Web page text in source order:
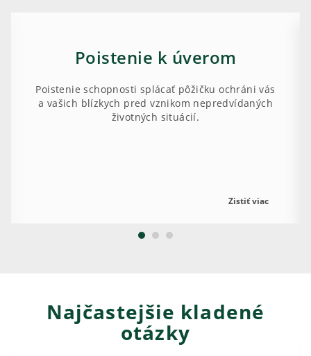
Poistenie k úverom
Poistenie schopnosti splácať pôžičku ochráni vás
a vašich blízkych pred vznikom nepredvídaných
životných situácií.
Zistiť viac
Najčastejšie kladené
otázky